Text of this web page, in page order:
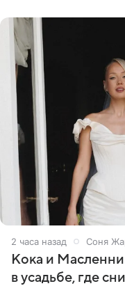
2 часа назад Соня
Кока и
в усадьбе, где